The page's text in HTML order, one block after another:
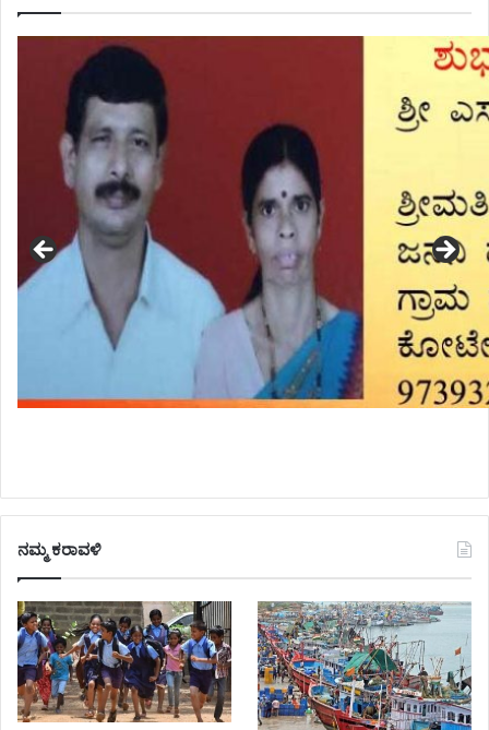
ನಮ್ಮ ಕರಾವಳಿ